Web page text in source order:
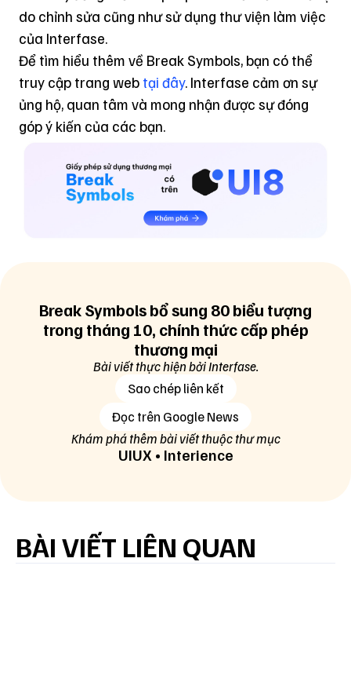
do chỉnh sửa cũng như sử dụng thư viện làm việc
của Interfase.
Để tìm hiểu thêm về Break Symbols, bạn có thể
truy cập trang web tại đây. Interfase cảm ơn sự
ủng hộ, quan tâm và mong nhận được sự đóng
góp ý kiến của các bạn.
Break Symbols bổ sung 80 biểu tượng
trong tháng 10, chính thức cấp phép
thương mại
Bài viết thực hiện bởi Interfase.
Sao chép liên kết
Đọc trên Google News
Khám phá thêm bài viết thuộc thư mục
UIUX • Interience
BÀI VIẾT LIÊN QUAN